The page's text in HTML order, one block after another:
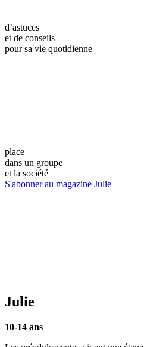
d’astuces
et de conseils
pour sa vie quotidienne
place
dans un groupe
et la société
S'abonner au magazine Julie
Julie
10-14 ans